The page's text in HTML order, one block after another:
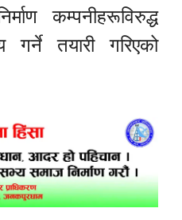
कम्पनीहरूविरुद्ध
तयारी गरिएको